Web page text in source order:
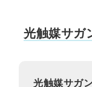
光触媒サガ
光触媒サガ